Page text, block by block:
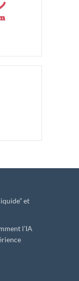
et
l’IA